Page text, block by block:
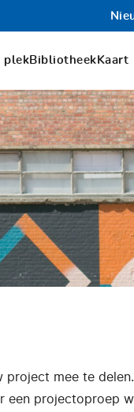
plekBibliotheekKaart
project mee te delen.
een projectoproep